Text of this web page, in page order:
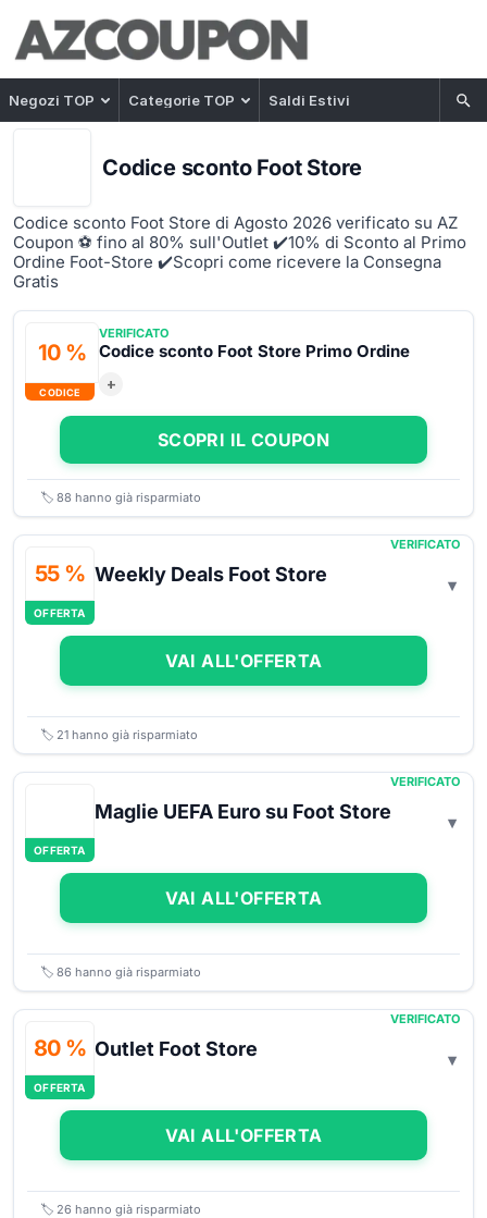
Negozi TOP Categorie TOP Saldi Estivi
Codice sconto Foot Store
Codice sconto Foot Store di Agosto 2026 verificato su AZ
Coupon ⚽ fino al 80% sull'Outlet ️✔️10% di Sconto al Primo
Ordine Foot-Store ✔️Scopri come ricevere la Consegna
Gratis
10 %
CODICE
VERIFICATO
Codice sconto Foot Store Primo Ordine
+
SCOPRI IL COUPON
🏷️ 88 hanno già risparmiato
55 %
OFFERTA
VERIFICATO
Weekly Deals Foot Store
VAI ALL'OFFERTA
🏷️ 21 hanno già risparmiato
OFFERTA
VERIFICATO
Maglie UEFA Euro su Foot Store
VAI ALL'OFFERTA
🏷️ 86 hanno già risparmiato
80 %
OFFERTA
VERIFICATO
Outlet Foot Store
VAI ALL'OFFERTA
🏷️ 26 hanno già risparmiato